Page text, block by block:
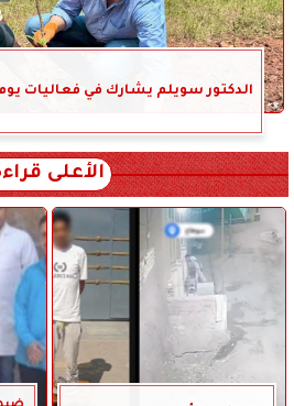
الدكتور سويلم يشارك في فعاليات يوم
الأعلى